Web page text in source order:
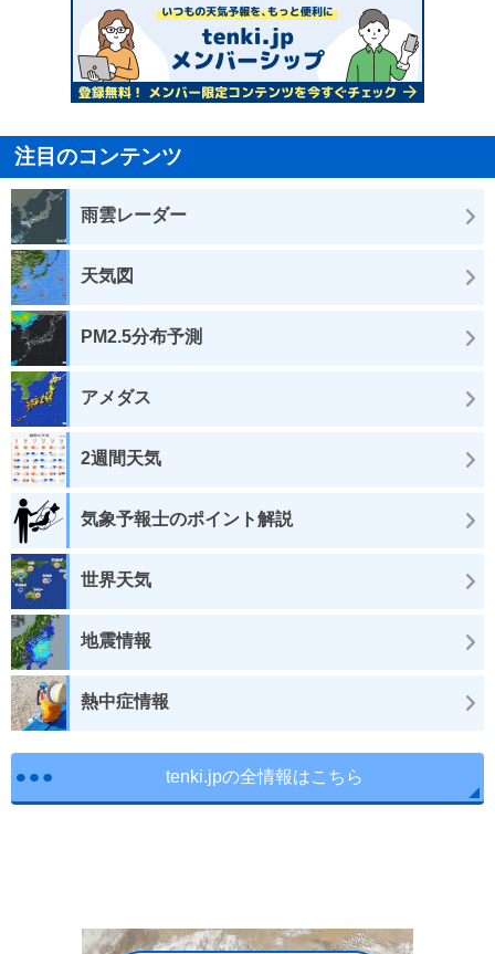
注目のコンテンツ
雨雲レーダー
天気図
PM2.5分布予測
アメダス
2週間天気
気象予報士のポイント解説
世界天気
地震情報
熱中症情報
tenki.jpの全情報はこちら